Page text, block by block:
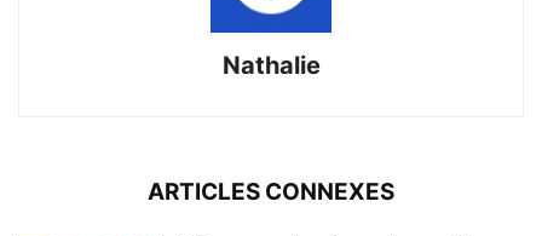
Nathalie
ARTICLES CONNEXES